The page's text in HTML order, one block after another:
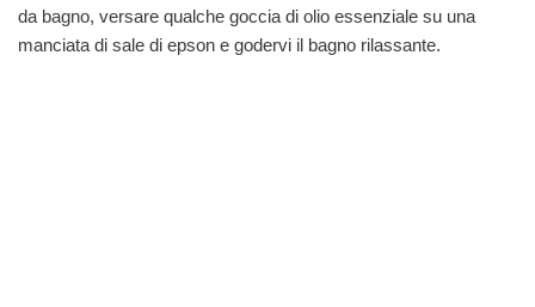
da bagno, versare qualche goccia di olio essenziale su una
manciata di sale di epson e godervi il bagno rilassante.